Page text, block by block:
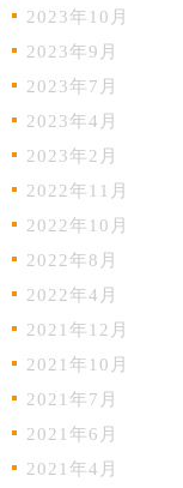
2023年10月
2023年9月
2023年7月
2023年4月
2023年2月
2022年11月
2022年10月
2022年8月
2022年4月
2021年12月
2021年10月
2021年7月
2021年6月
2021年4月